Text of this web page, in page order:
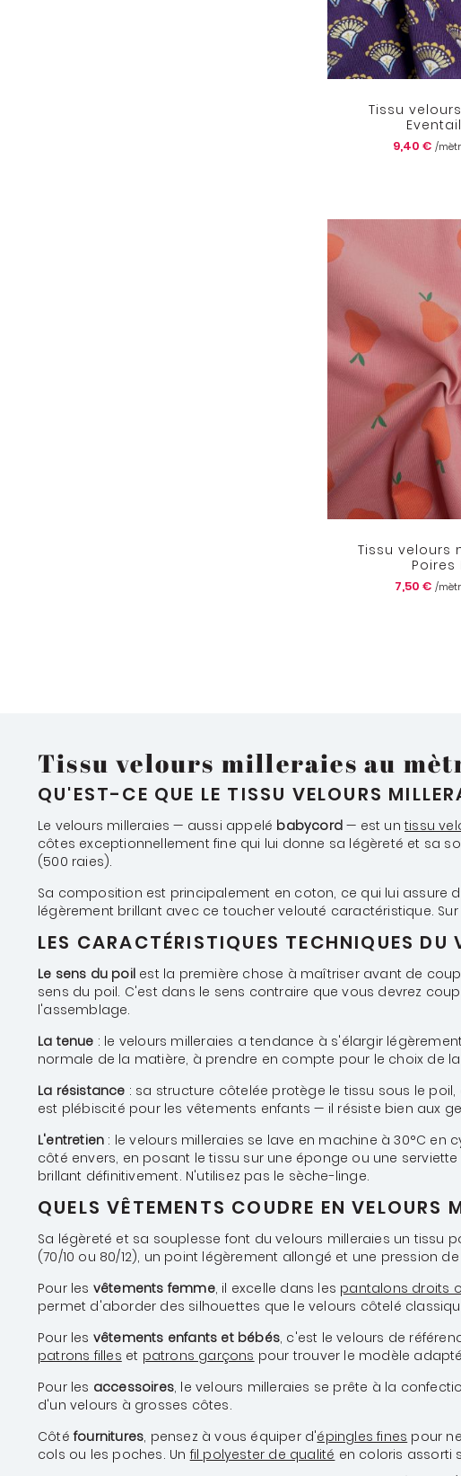
Tissu
9,40 €/
Tissu velours
Poires
7,50 € /
Tissu velours milleraies au
QU'EST-CE QUE LE TISSU VELOURS
Le velours milleraies — aussi appelé babycord — est untissu
côtes exceptionnellement fine qui lui donne sa légèreté et sa
(500 raies).
Sa composition est principalement en coton, ce qui lui assure
légèrement brillant avec ce toucher velouté caractéristique.
LES CARACTÉRISTIQUES TECHNIQUES DU
Le sens du poil est la première chose à maîtriser avant de
sens du poil. C'est dans le sens contraire que vous devrez
l'assemblage.
La tenue : le velours milleraies a tendance à s'élargir
normale de la matière, à prendre en compte pour le choix de
La résistance : sa structure côtelée protège le tissu sous le
est plébiscité pour les vêtements enfants — il résiste bien aux
L'entretien : le velours milleraies se lave en machine à 30°C
côté envers, en posant le tissu sur une éponge ou une
brillant définitivement. N'utilisez pas le sèche-linge.
QUELS VÊTEMENTS COUDRE EN VELOURS
Sa légèreté et sa souplesse font du velours milleraies un
(70/10 ou 80/12), un point légèrement allongé et une pression
Pour les vêtements femme, il excelle dans les pantalons droits
permet d'aborder des silhouettes que le velours côtelé
Pour les vêtements enfants et bébés, c'est le velours de
patrons filles et patrons garçons pour trouver le modèle
Pour les accessoires, le velours milleraies se prête à la
d'un velours à grosses côtes.
Côtéfournitures, pensez à vous équiper d'épingles fines pour
cols ou les poches. Unfil polyester de qualité en coloris assorti